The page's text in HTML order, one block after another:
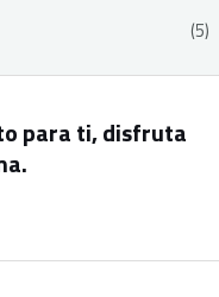
(5)
para ti, disfruta